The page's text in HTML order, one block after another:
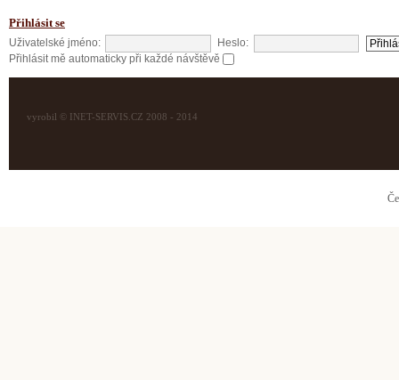
Přihlásit se
Uživatelské jméno:
Heslo:
Přihlásit mě automaticky při každé návštěvě
vyrobil © INET-SERVIS.CZ 2008 - 2014